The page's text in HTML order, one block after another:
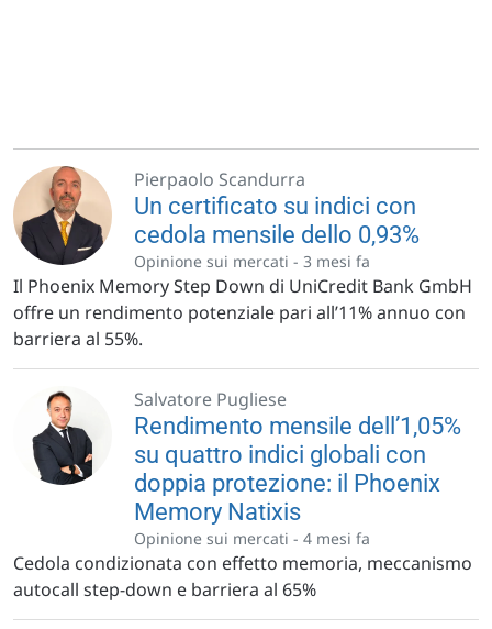
Pierpaolo Scandurra
Un certificato su indici con
cedola mensile dello 0,93%
Opinione sui mercati - 3 mesi fa
Il Phoenix Memory Step Down di UniCredit Bank GmbH
offre un rendimento potenziale pari all’11% annuo con
barriera al 55%.
Salvatore Pugliese
Rendimento mensile dell’1,05%
su quattro indici globali con
doppia protezione: il Phoenix
Memory Natixis
Opinione sui mercati - 4 mesi fa
Cedola condizionata con effetto memoria, meccanismo
autocall step-down e barriera al 65%